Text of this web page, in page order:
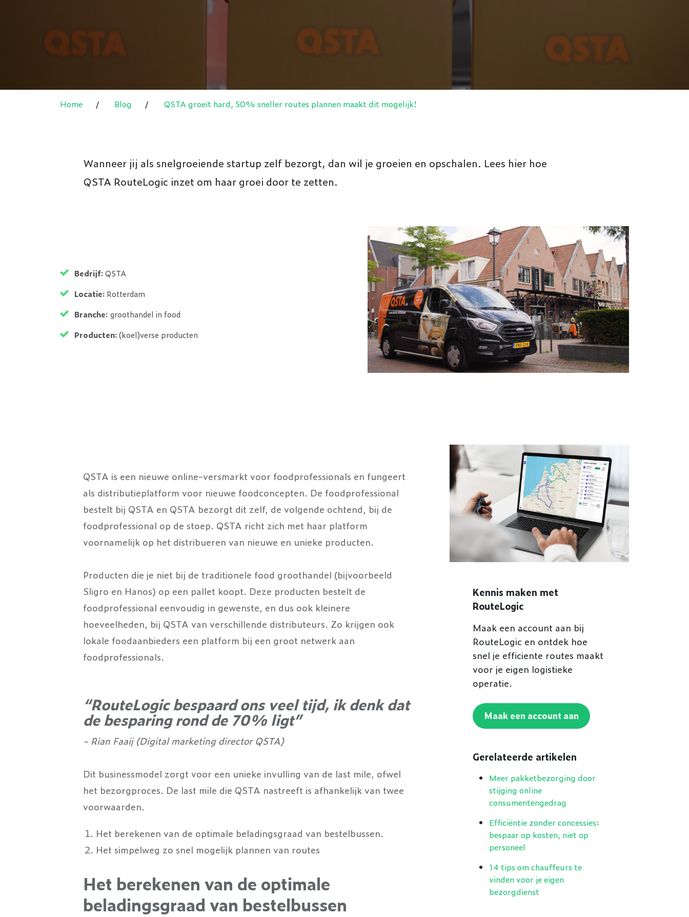
Home / Blog / QSTA groeit hard, 50% sneller routes plannen maakt dit mogelijk!
Wanneer jij als snelgroeiende startup zelf bezorgt, dan wil je groeien en opschalen. Lees hier hoe
QSTA RouteLogic inzet om haar groei door te zetten.
Bedrijf:QSTA
Locatie: Rotterdam
Branche: groothandel in food
Producten:(koel)verse producten
QSTA is een nieuwe online-versmarkt voor foodprofessionals en fungeert
als distributieplatform voor nieuwe foodconcepten. De foodprofessional
bestelt bij QSTA en QSTA bezorgt dit zelf, de volgende ochtend, bij de
foodprofessional op de stoep. QSTA richt zich met haar platform
voornamelijk op het distribueren van nieuwe en unieke producten.
Producten die je niet bij de traditionele food groothandel (bijvoorbeeld
Sligro en Hanos) op een pallet koopt. Deze producten bestelt de
foodprofessional eenvoudig in gewenste, en dus ook kleinere
hoeveelheden, bij QSTA van verschillende distributeurs. Zo krijgen ook
lokale foodaanbieders een platform bij een groot netwerk aan
foodprofessionals.
“RouteLogic bespaard ons veel tijd, ik denk dat
de besparing rond de 70% ligt”
- Rian Faaij (Digital marketing director QSTA)
Dit businessmodel zorgt voor een unieke invulling van de last mile, ofwel
het bezorgproces. De last mile die QSTA nastreeft is afhankelijk van twee
voorwaarden.
Het berekenen van de optimale beladingsgraad van bestelbussen.
Het simpelweg zo snel mogelijk plannen van routes
Het berekenen van de optimale
beladingsgraad van bestelbussen
Kennis maken met
RouteLogic
Maak een account aan bij
RouteLogic en ontdek hoe
snel je efficiente routes maakt
voor je eigen logistieke
operatie.
Maak een account aan
Gerelateerde artikelen
Meer pakketbezorging door
stijging online
consumentengedrag
Efficiëntie zonder concessies:
bespaar op kosten, niet op
personeel
14 tips om chauffeurs te
vinden voor je eigen
bezorgdienst